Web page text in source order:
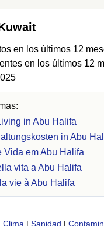
en los últimos 12
en los últimos 12
in Abu Halifa
in Abu
Vida em Abu Halifa
vita a Abu Halifa
vie à Abu Halifa
Clima | Sanidad |